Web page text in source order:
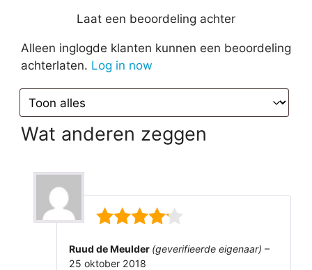
Laat een beoordeling achter
Alleen inglogde klanten kunnen een beoordeling
achterlaten. Log in now
Wat anderen zeggen
Ruud de Meulder (geverifieerde eigenaar) –
25 oktober 2018